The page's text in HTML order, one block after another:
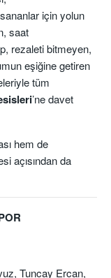
sananlar için yolun
saat
rezaleti bitmeyen,
eşiğine getiren
tüm
’ne davet
hem de
açısından da
Tuncay Ercan,